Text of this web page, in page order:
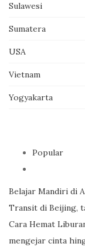
Sulawesi
Sumatera
USA
Vietnam
Yogyakarta
Popular
Belajar Mandiri di
Transit di Beijing,
Cara Hemat
mengejar cinta